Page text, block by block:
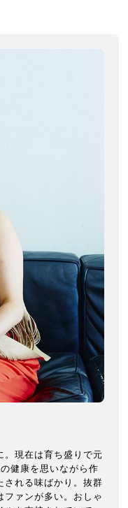
。現在は育ち盛りで元
健康を思いながら作
される味ばかり。抜群
ファンが多い。おしゃ